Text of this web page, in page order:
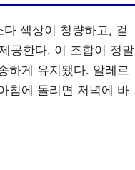
색상이 청량하고, 겉
공한다. 이 조합이 정말
하게 유지됐다. 알레르
침에 돌리면 저녁에 바